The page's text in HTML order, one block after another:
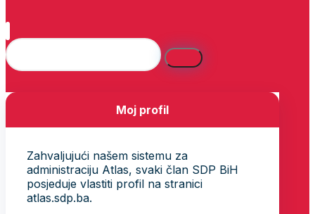
Moj profil
Zahvaljujući našem sistemu za
administraciju Atlas, svaki član SDP BiH
posjeduje vlastiti profil na stranici
atlas.sdp.ba.